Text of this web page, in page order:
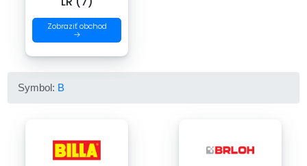
Zobraziť obchod
→
Symbol: B